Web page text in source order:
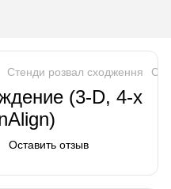
Стенди розвал сходження
(3-D, 4-х
Оставить отзыв